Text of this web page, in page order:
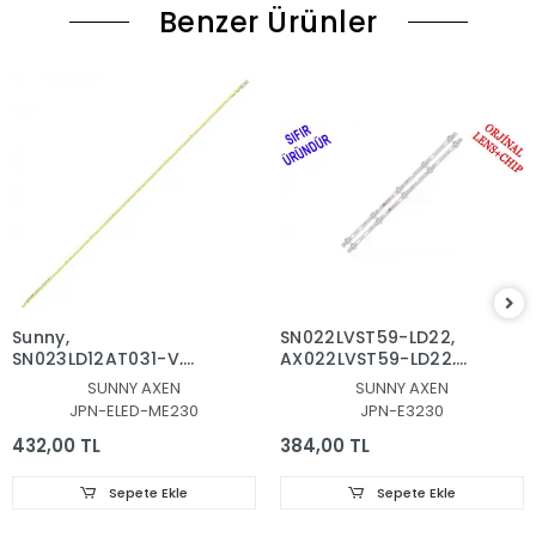
Benzer Ürünler
Sunny,
SN023LD12AT031-V,
AX023LD12AT031-V,
SLED SMME230BMM002
L33 HF REV01 , LM41-
LED BAR
SUNNY AXEN
JPN-ELED-ME230
432,00 TL
Sepete Ekle
SN022LVST59-LD22,
AX022LVST59-LD22,
T215HVN01.1, AWOX
2271, AX022LVST59/0,
TV LED BAR,
JL.D22051235-081DS-M,
0001H, CY22D-2X5
SUNNY AXEN
JPN-E3230
384,00 TL
Sepete Ekle